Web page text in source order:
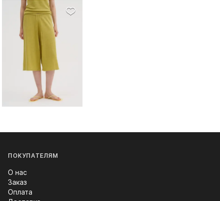
ПОКУПАТЕЛЯМ
О нас
Заказ
Оплата